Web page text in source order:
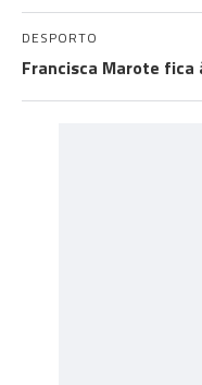
DESPORTO
Francisca Marote fica